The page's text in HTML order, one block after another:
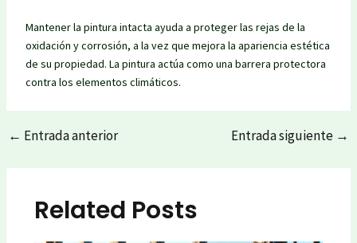
Mantener la pintura intacta ayuda a proteger las rejas de la
oxidación y corrosión, a la vez que mejora la apariencia estética
de su propiedad. La pintura actúa como una barrera protectora
contra los elementos climáticos.
Post
← Entrada anterior Entrada siguiente →
Related Posts